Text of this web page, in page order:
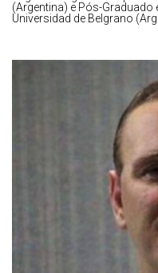
(Argentina) e Pós-Graduado
Universidad de Belgrano